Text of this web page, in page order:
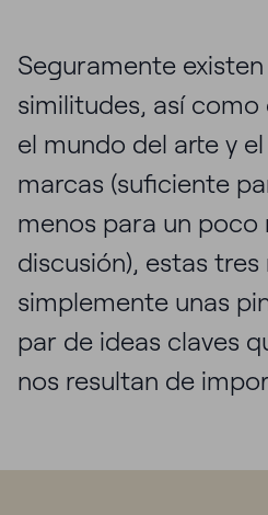
Seguramente
similitudes, así
el mundo del arte y
marcas (suficiente
menos para un poco
discusión), estas tres
simplemente unas
par de ideas claves
nos resultan de